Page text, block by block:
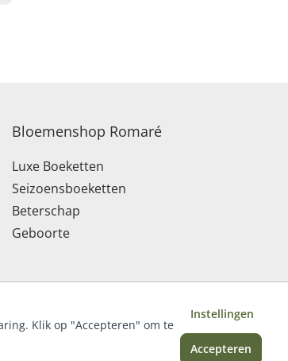
Bloemenshop Romaré
Luxe Boeketten
Seizoensboeketten
Beterschap
Geboorte
Klik op "Accepteren" om te
Instellingen
Accepteren